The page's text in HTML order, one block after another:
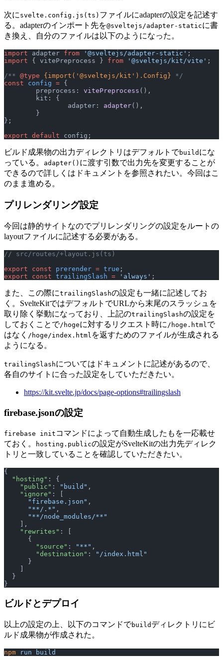
次にsvelte.config.js(ts) ファイルにadapterの設定を記述す
る。adapterのインポート先を@sveltejs/adapter-staticに書
き換え、自分のファイルは以下のようになった。
import adapter from '@sveltejs/adapter-static' ;
import { vitePreprocess } from '@sveltejs/kit/vite' ;
/** @type {import('@sveltejs/kit').Config} */
const config = {
	preprocess:
vitePreprocess (),
	kit: {
		adapter:
adapter(),
	}
};
export default config;
ビルド成果物の出力ディレクトリはデフォルトでbuild にな
っている。
adapter() に渡す引数で出力先を変更することが
できるので詳しくはドキュメントを参照されたい。今回はこ
のまま進める。
プリレンダリング設定
今回は静的サイトなのでプリレンダリングの設定をルートの
layoutファイルに記述する必要がある。
// src/routes/+layout.js(ts)
export const prerender = true ;
export const trailingSlash = 'always' ;
また、この際にtrailingSlashの設定も一緒に記述してお
く。SvelteKitではデフォルトでURLから末尾のスラッシュを
取り除く挙動になっており、上記のtrailingSlashの設定を
しておくことで/hogeに対するリクエスト時に /hoge.html で
はなく /hoge/index.html を返すためのファイルが生成される
ようになる。
trailingSlashについてはドキュメントに記述があるので、
各自のサイトに合った設定をしていただきたい。
https://kit.svelte.jp/docs/page-options#trailingslash
firebase.jsonの設定
firebase init コマンドによって自動生成したもを一応載せ
ておく。
hosting.publicの設定がSvelteKitの出力先ディレク
トリと一致していることを確認していただきたい。
{
  "hosting"
: {
    "public"
: "build" ,
    "ignore"
: [
      "firebase.json"
,
      "**/.*"
,
      "**/node_modules/**"
    ],
    "rewrites"
: [
      {
        "source"
: "**" ,
        "destination"
:
"/index.html"
      }
  }
}
ビルドとデプロイ
以上の設定の上、以下のコマンドでbuild ディレクトリにビ
ルド成果物が作成された。
npm run build